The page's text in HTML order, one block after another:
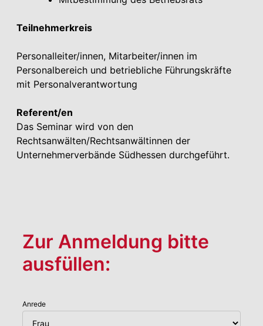
Teilnehmerkreis
Personalleiter/innen, Mitarbeiter/innen im
Personalbereich und betriebliche Führungskräfte
mit Personalverantwortung
Referent/en
Das Seminar wird von den
Rechtsanwälten/Rechtsanwältinnen der
Unternehmerverbände Südhessen durchgeführt.
Zur Anmeldung bitte
ausfüllen:
Anrede